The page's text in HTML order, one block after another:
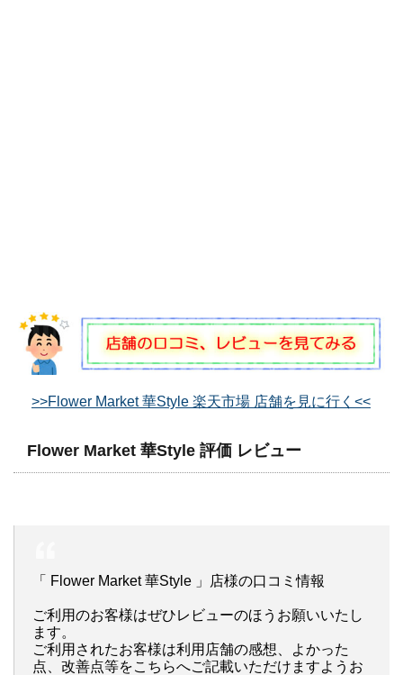
>>Flower Market 華Style 楽天市場 店舗を見に行く<<
Flower Market 華Style 評価 レビュー
「 Flower Market 華Style 」店様の口コミ情報
ご利用のお客様はぜひレビューのほうお願いいたし
ます。
ご利用されたお客様は利用店舗の感想、よかった
点、改善点等をこちらへご記載いただけますようお